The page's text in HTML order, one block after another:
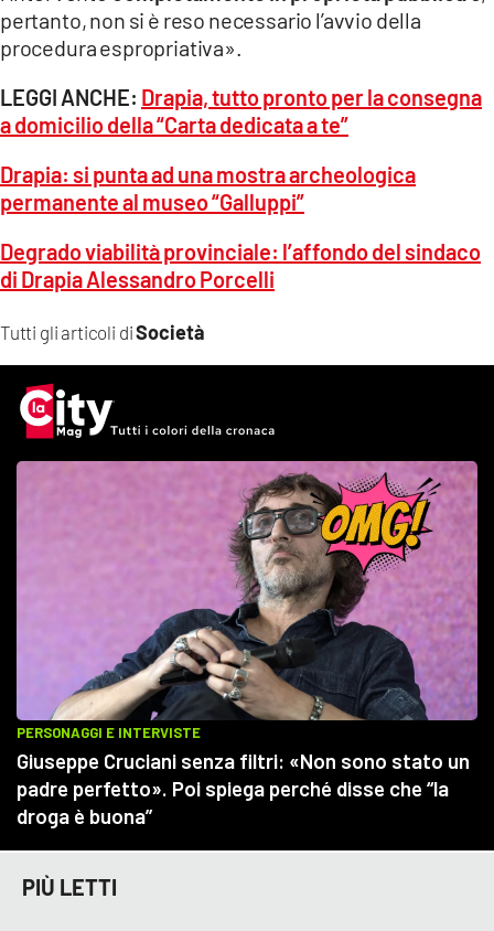
Tutti gli articoli diSocietà
pertanto, non si è reso necessario l’avvio della
procedura espropriativa».
LEGGI ANCHE: Drapia, tutto pronto per la consegna
a domicilio della “Carta dedicata a te”
Drapia: si punta ad una mostra archeologica
permanente al museo “Galluppi”
Degrado viabilità provinciale: l’affondo del sindaco
di Drapia Alessandro Porcelli
PIÙ LETTI